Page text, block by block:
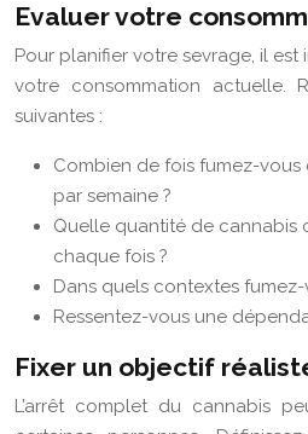
Evaluer votre
Pour planifier votre sevrage, il
votre consommation actuelle.
suivantes :
Combien de fois fumez-
par semaine ?
Quelle quantité de cannabis
chaque fois ?
Dans quels contextes
Ressentez-vous une
Fixer un objectif
L’arrêt complet du cannabis